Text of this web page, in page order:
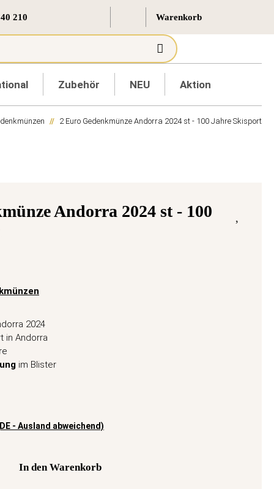
210
Zubehör NEU Aktion
2 Euro Gedenkmünze Andorra 2024 st - 100 Jahre Skisport
Andorra 2024 st - 100
2024
in Andorra
im Blister
- Ausland abweichend)
In den Warenkorb